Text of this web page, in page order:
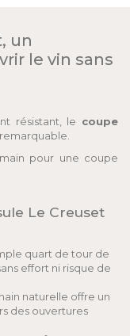
un
le vin sans
résistant, le coupe
pour une coupe
Le Creuset
quart de tour de
effort ni risque de
naturelle offre un
des ouvertures